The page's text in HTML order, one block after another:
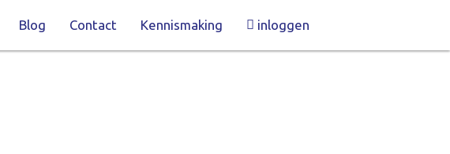
Blog Contact Kennismaking inloggen